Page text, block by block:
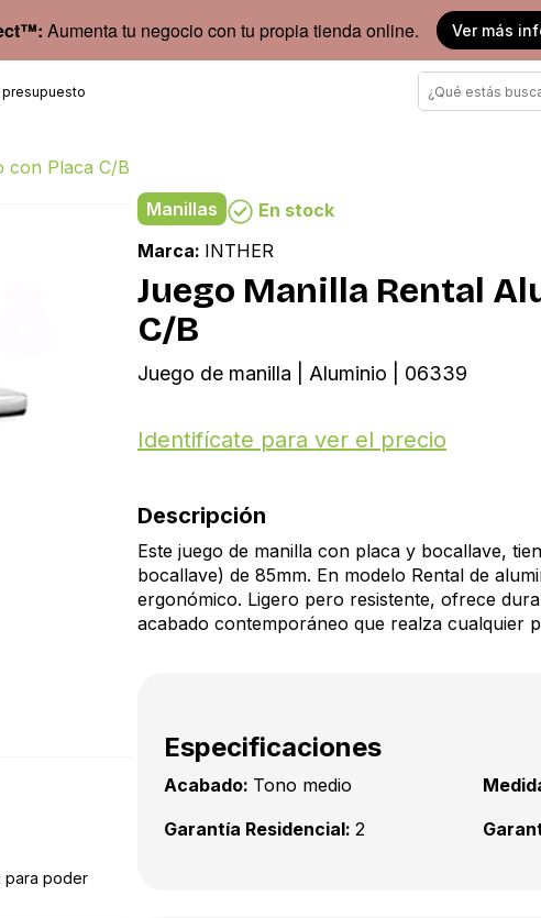
Aumenta tu negocio con tu propia tienda online. Ver más
presupuesto
con Placa C/B
para poder
Manillas
En stock
Marca: INTHER
Juego Manilla Rental
C/B
Juego de manilla | Aluminio | 06339
Identifícate para ver el precio
Descripción
Este juego de manilla con placa y bocallave,
bocallave) de 85mm. En modelo Rental de
ergonómico. Ligero pero resistente, ofrece
acabado contemporáneo que realza cualquier
Especificaciones
Acabado: Tono medio
Garantía Residencial: 2